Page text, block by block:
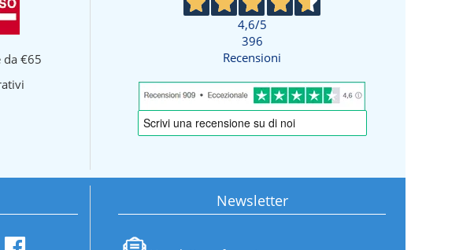
da €65
4,6/5
396
Recensioni
Newsletter